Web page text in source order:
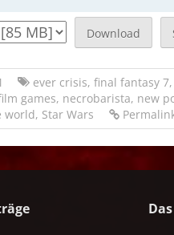
Download
ever crisis, final fantasy 7,
games, necrobarista, new
world, Star Wars